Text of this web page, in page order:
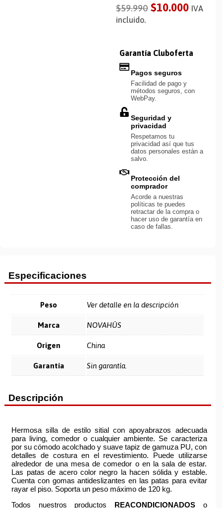
$59.990 $10.000 IVA
incluido.
Garantía Cluboferta
Pagos seguros
Facilidad de pago y
métodos seguros, con
WebPay.
Seguridad y
privacidad
Respetamos tu
privacidad así que tus
datos personales están a
salvo.
Protección del
comprador
Acorde a nuestras
políticas te puedes
retractar de la compra o
hacer uso de garantía en
caso de fallas.
Especificaciones
Peso Ver detalle en la descripción
Marca NOVAHÛS
Origen China
Garantía Sin garantía.
Descripción
Hermosa silla de estilo sitial con apoyabrazos adecuada
para living, comedor o cualquier ambiente. Se caracteriza
por su cómodo acolchado y suave tapiz de gamuza PU, con
detalles de costura en el revestimiento. Puede utilizarse
alrededor de una mesa de comedor o en la sala de estar.
Las patas de acero color negro la hacen sólida y estable.
Cuenta con gomas antideslizantes en las patas para evitar
rayar el piso. Soporta un peso máximo de 120 kg.
Todos nuestros productos REACONDICIONADOSo